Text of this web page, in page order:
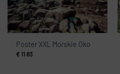
Poster XXL Morskie Oko
€ 11.83